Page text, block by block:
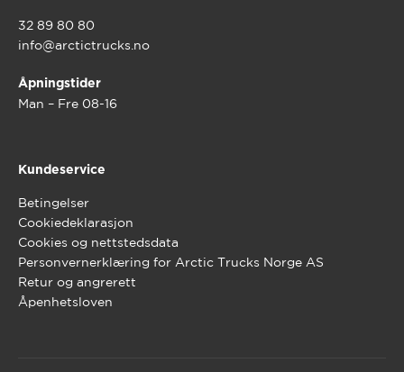
32 89 80 80
info@arctictrucks.no
Åpningstider
Man – Fre 08-16
Kundeservice
Betingelser
Cookiedeklarasjon
Cookies og nettstedsdata
Personvernerklæring for Arctic Trucks Norge AS
Retur og angrerett
Åpenhetsloven